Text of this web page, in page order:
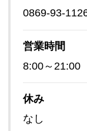
0869-93-
営業時間
8:00～21:00
休み
なし